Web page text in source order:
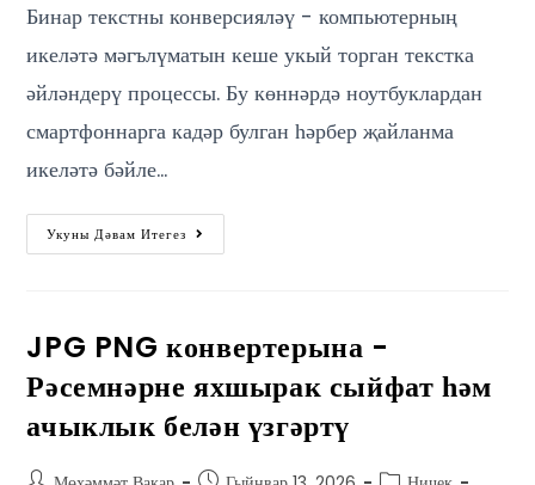
Бинар текстны конверсияләү - компьютерның
икеләтә мәгълүматын кеше укый торган текстка
әйләндерү процессы. Бу көннәрдә ноутбуклардан
смартфоннарга кадәр булган һәрбер җайланма
икеләтә бәйле…
Укуны Дәвам Итегез
JPG PNG конвертерына -
Рәсемнәрне яхшырак сыйфат һәм
ачыклык белән үзгәртү